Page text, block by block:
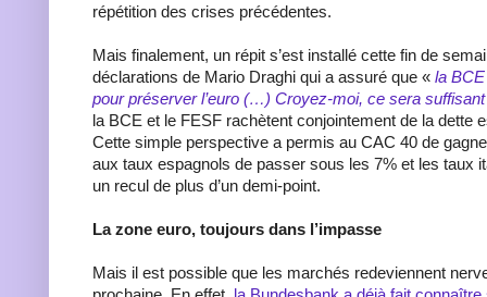
répétition des crises précédentes.
Mais finalement, un répit s’est installé cette fin de
déclarations de Mario Draghi qui a assuré que « la
pour préserver l’euro (…) Croyez-moi, ce sera
la BCE et le FESF rachètent conjointement de la dette
Cette simple perspective a permis au CAC 40 de
aux taux espagnols de passer sous les 7% et les taux
un recul de plus d’un demi-point.
La zone euro, toujours dans l’impasse
Mais il est possible que les marchés redeviennent